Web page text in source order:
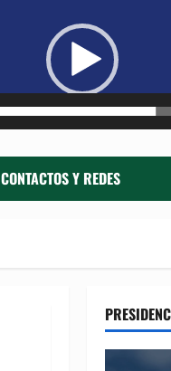
CONTACTOS Y REDES